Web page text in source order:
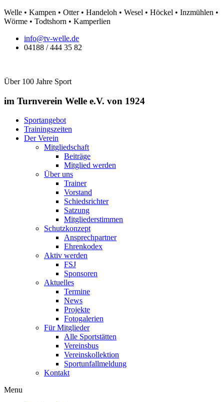
Zum
Inhalt
Welle • Kampen • Otter • Handeloh • Wesel • Höckel • Inzmühlen •
Wörme • Todtshorn • Kamperlien
info@tv-welle.de
04188 / 444 35 82
Über 100 Jahre Sport
im Turnverein Welle e.V. von 1924
Sportangebot
Trainingszeiten
Der Verein
Mitgliedschaft
Beiträge
Mitglied werden
Über uns
Trainer
Vorstand
Schiedsrichter
Satzung
Mitgliederstimmen
Schutzkonzept
Ansprechpartner
Ehrenkodex
Aktiv werden
FSJ
Sponsoren
Aktuelles
Termine
News
Projekte
Fotogalerien
Für Mitglieder
Alle Sportstätten
Vereinsbus
Vereinskollektion
Sportunfallmeldung
Kontakt
Flyout
Menu